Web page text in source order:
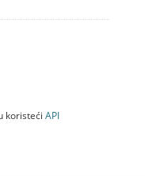
koristeći API